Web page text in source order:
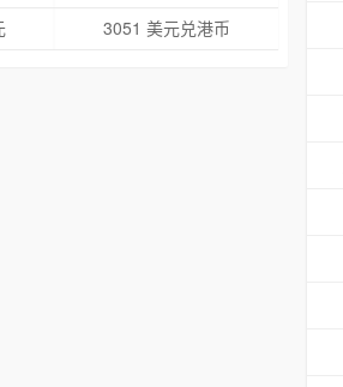
3051 美元兑港币